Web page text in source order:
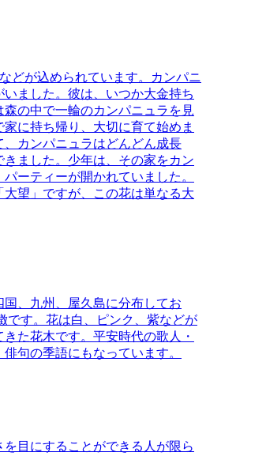
どが込められています。カンパニ
ました。彼は、いつか大金持ち
の中で一輪のカンパニュラを見
に持ち帰り、大切に育て始めま
カンパニュラはどんどん成長
ました。少年は、その家をカン
ーティーが開かれていました。
望」ですが、この花は単なる大
、九州、屋久島に分布してお
です。花は白、ピンク、紫などが
た花木です。平安時代の歌人・
句の季語にもなっています。
目にすることができる人が限ら